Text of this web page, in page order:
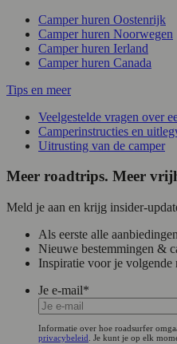
Camper huren Oostenrijk
Camper huren Noorwegen
Camper huren Ierland
Camper huren Canada
Tips en meer
Veelgestelde vragen over
Camperinstructies en
Uitrusting van de camper
Meer roadtrips. Meer
Meld je aan en krijg insider-
Als eerste alle aanbiedingen
Nieuwe bestemmingen &
Inspiratie voor je volgende
Je e-mail*
Informatie over hoe roadsurfer
privacybeleid
. Je kunt je op elk